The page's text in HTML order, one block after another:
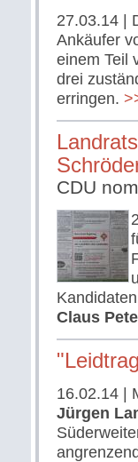
27.03.14 |
Ankäufer
einem Teil
drei
erringen.
CDU
Claus
16.02.14 |
Jürgen